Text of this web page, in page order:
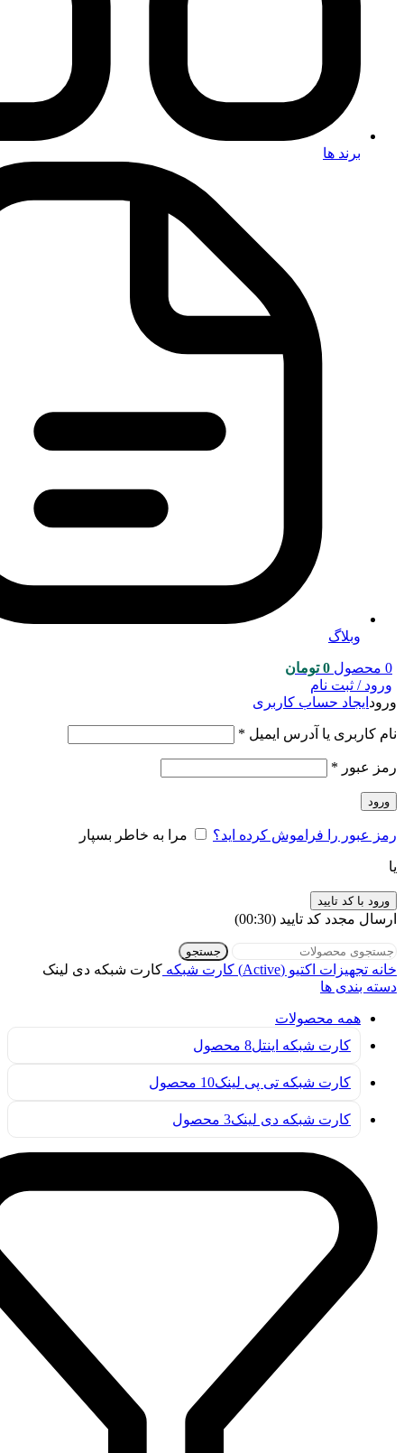
برند ها
وبلاگ
0 محصول 0 تومان
ورود / ثبت نام
ورود ایجاد حساب کاربری
نام کاربری یا آدرس ایمیل *
رمز عبور *
ورود
رمز عبور را فراموش کرده اید؟ مرا به خاطر بسپار
یا
ورود با کد تایید
ارسال مجدد کد تایید (00:
30
)
جستجو
خانه تجهیزات اکتیو (Active) کارت شبکه کارت شبکه دی لینک
دسته بندی ها
همه محصولات
کارت شبکه اینتل8 محصول
کارت شبکه تی پی لینک10 محصول
کارت شبکه دی لینک3 محصول